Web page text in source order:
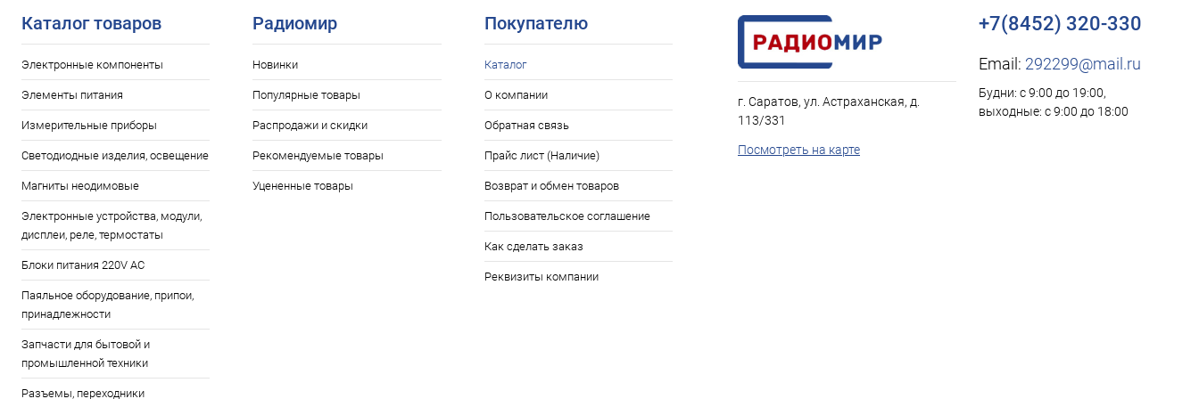
Каталог товаров
Электронные компоненты
Элементы питания
Измерительные приборы
Светодиодные изделия, освещение
Магниты неодимовые
Электронные устройства, модули,
дисплеи, реле, термостаты
Блоки питания 220V AC
Паяльное оборудование, припои,
принадлежности
Запчасти для бытовой и
промышленной техники
Разъемы, переходники
Радиомир
Новинки
Популярные товары
Распродажи и скидки
Рекомендуемые товары
Уцененные товары
Покупателю
Каталог
О компании
Обратная связь
Прайс лист (Наличие)
Возврат и обмен товаров
Пользовательское соглашение
Как сделать заказ
Реквизиты компании
г. Саратов, ул. Астраханская, д.
113/331
Посмотреть на карте
+7(8452) 320-330
Email: 292299@mail.ru
Будни: с 9:00 до 19:00,
выходные: с 9:00 до 18:00